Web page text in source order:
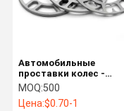
Автомобильные
проставки колес -
высокопрочные легкие
адаптеры колес из
сплава
MOQ:500
Цена:$0.70-1